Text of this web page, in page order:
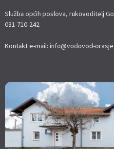
Služba općih poslova, rukovoditelj
031-710-242
Kontakt e-mail: info@vodovod-